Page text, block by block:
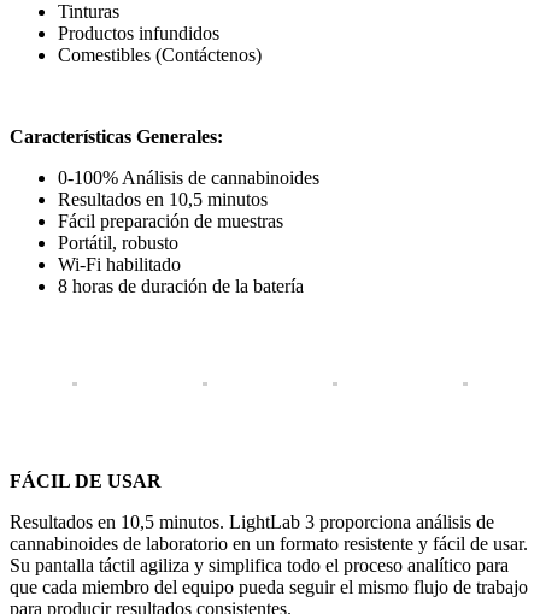
Tinturas
Productos infundidos
Comestibles (Contáctenos)
Características Generales:
0-100% Análisis de cannabinoides
Resultados en 10,5 minutos
Fácil preparación de muestras
Portátil, robusto
Wi-Fi habilitado
8 horas de duración de la batería
FÁCIL DE USAR
Resultados en 10,5 minutos. LightLab 3 proporciona análisis de
cannabinoides de laboratorio en un formato resistente y fácil de usar.
Su pantalla táctil agiliza y simplifica todo el proceso analítico para
que cada miembro del equipo pueda seguir el mismo flujo de trabajo
para producir resultados consistentes.